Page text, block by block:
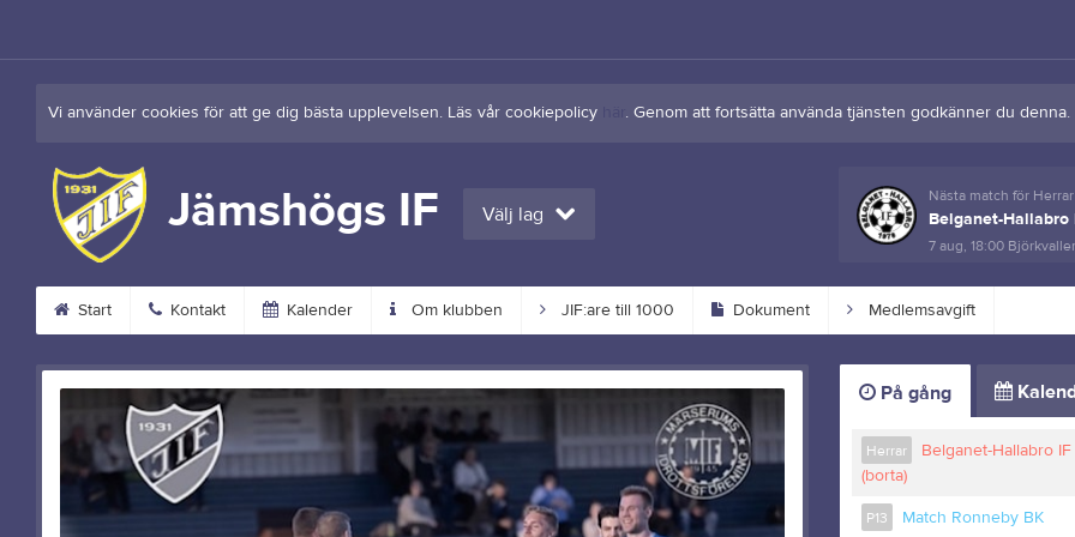
Vi använder cookies för att ge dig bästa upplevelsen. Läs vår cookiepolicy . Genom att fortsätta använda tjänsten godkänner du denna.
Jämshögs IF Välj lag
Nästa match för Herrar
Belganet-Hallabro
7 aug, 18:00
Start Kontakt Kalender Om klubben JIF:are till 1000 Dokument Medlemsavgift
På gång
Herrar
Belganet-Hallabro IF
(borta)
P13 Match Ronneby BK